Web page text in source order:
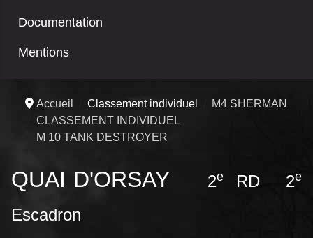
Documentation
Mentions
Accueil Classement individuel
M4 SHERMAN
CLASSEMENT INDIVIDUEL
M 10 TANK DESTROYER
QUAI D'ORSAY 2e RD 2e
Escadron